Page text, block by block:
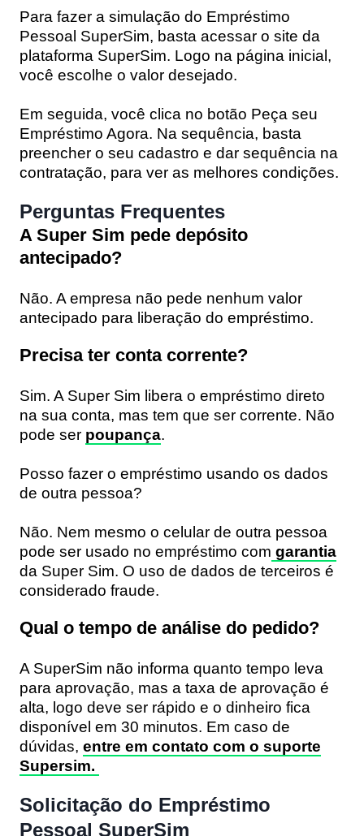
Para fazer a simulação do Empréstimo
Pessoal SuperSim, basta acessar o site da
plataforma SuperSim. Logo na página inicial,
você escolhe o valor desejado.
Em seguida, você clica no botão Peça seu
Empréstimo Agora. Na sequência, basta
preencher o seu cadastro e dar sequência na
contratação, para ver as melhores condições.
Perguntas Frequentes
A Super Sim pede depósito
antecipado?
Não. A empresa não pede nenhum valor
antecipado para liberação do empréstimo.
Precisa ter conta corrente?
Sim. A Super Sim libera o empréstimo direto
na sua conta, mas tem que ser corrente. Não
pode ser poupança.
Posso fazer o empréstimo usando os dados
de outra pessoa?
Não. Nem mesmo o celular de outra pessoa
pode ser usado no empréstimo com garantia
da Super Sim. O uso de dados de terceiros é
considerado fraude.
Qual o tempo de análise do pedido?
A SuperSim não informa quanto tempo leva
para aprovação, mas a taxa de aprovação é
alta, logo deve ser rápido e o dinheiro fica
disponível em 30 minutos. Em caso de
dúvidas, entre em contato com o suporte
Supersim.
Solicitação do Empréstimo
Pessoal SuperSim